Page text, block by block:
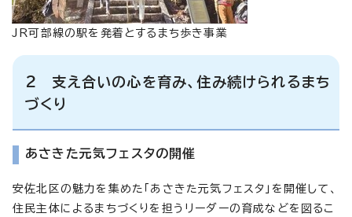
JR可部線の駅を発着とするまち歩き事業
2 支え合いの心を育み、住み続けられるまち
づくり
あさきた元気フェスタの開催
安佐北区の魅力を集めた「あさきた元気フェスタ」を開催して、
住民主体によるまちづくりを担うリーダーの育成などを図るこ